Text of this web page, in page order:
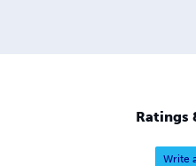
lectores que buscan
autoengaños, en un mundo
prefabricados.
Ratings
Write